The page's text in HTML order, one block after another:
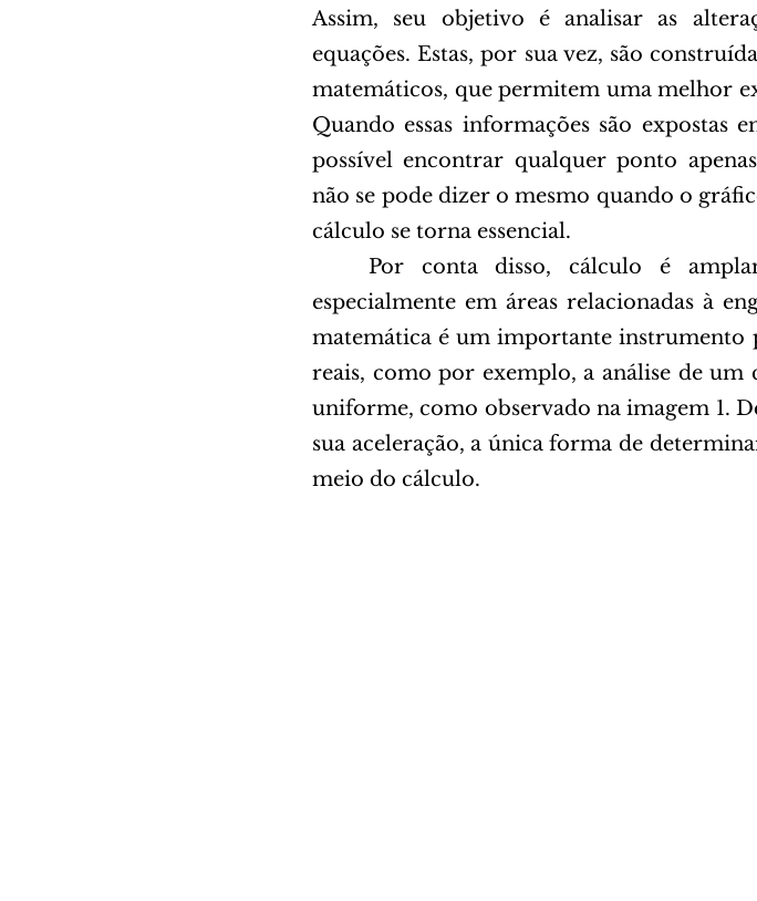
Assim, seu objetivo é analisar as
equações. Estas, por sua vez, são
matemáticos, que permitem uma melhor
Quando essas informações são
possível encontrar qualquer ponto
não se pode dizer o mesmo quando o
cálculo se torna essencial.
especialmente em áreas relacionadas à
matemática é um importante instrumento
reais, como por exemplo, a análise de
uniforme, como observado na imagem 1.
sua aceleração, a única forma de
meio do cálculo.